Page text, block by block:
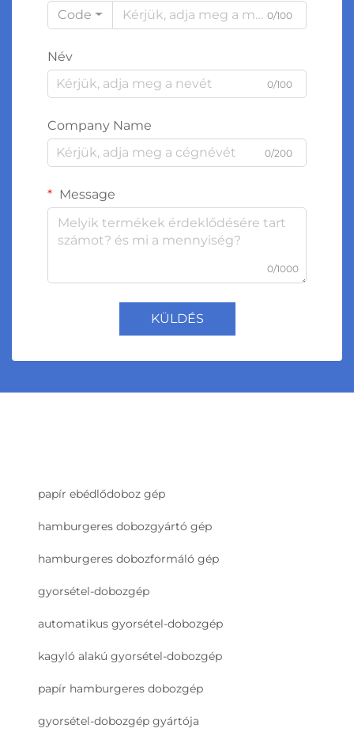
Code
0/100
Név
0/100
Company Name
0/200
Message
0/1000
KÜLDÉS
papír ebédlődoboz gép
hamburgeres dobozgyártó gép
hamburgeres dobozformáló gép
gyorsétel-dobozgép
automatikus gyorsétel-dobozgép
kagyló alakú gyorsétel-dobozgép
papír hamburgeres dobozgép
gyorsétel-dobozgép gyártója